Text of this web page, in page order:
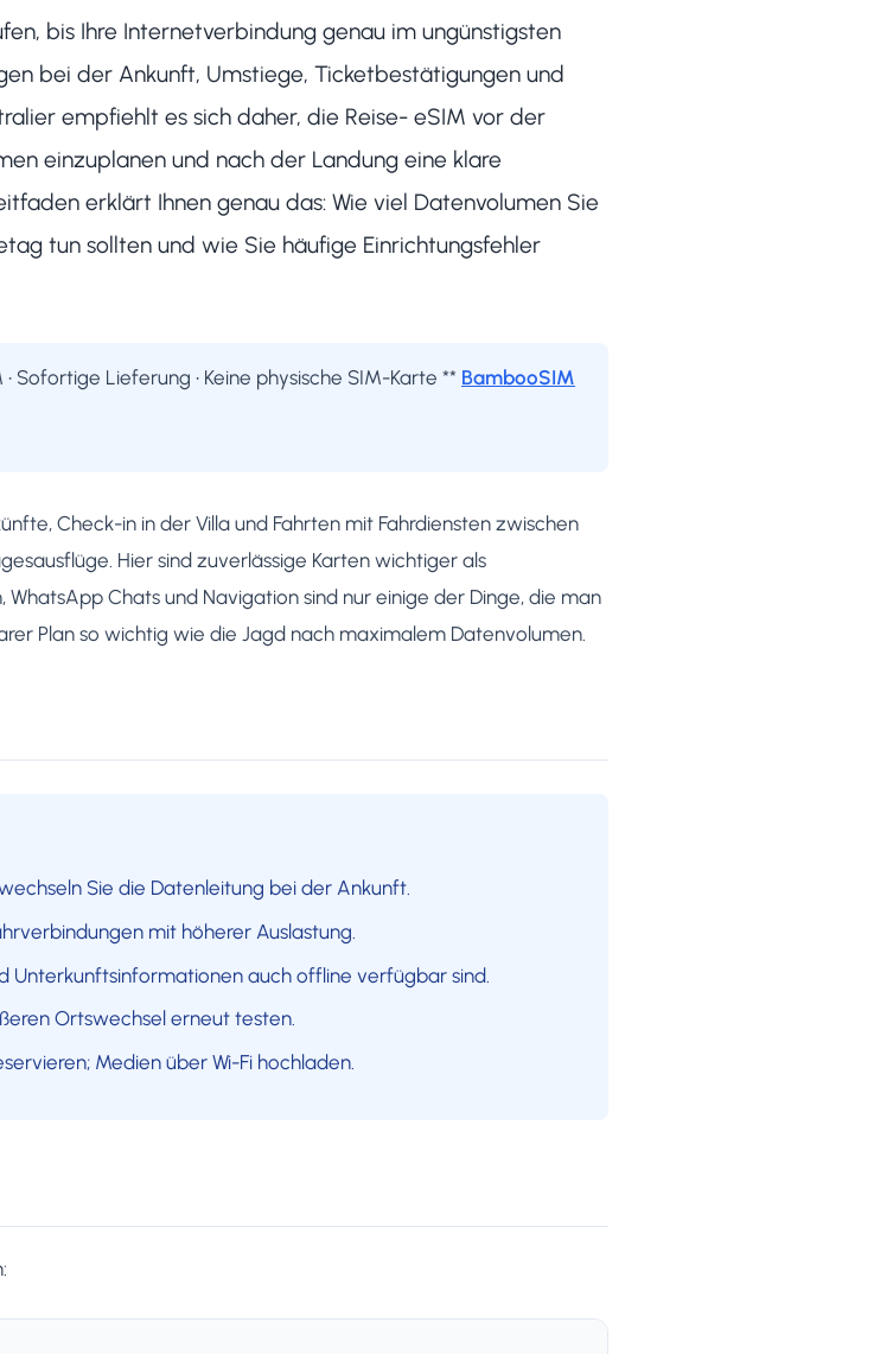
bis Ihre Internetverbindung genau im ungünstigsten
bei der Ankunft, Umstiege, Ticketbestätigungen und
empfiehlt es sich daher, die Reise- eSIM vor der
einzuplanen und nach der Landung eine klare
erklärt Ihnen genau das: Wie viel Datenvolumen Sie
tun sollten und wie Sie häufige Einrichtungsfehler
• Sofortige Lieferung • Keine physische SIM-Karte ** BambooSIM
Check-in in der Villa und Fahrten mit Fahrdiensten zwischen
Hier sind zuverlässige Karten wichtiger als
Chats und Navigation sind nur einige der Dinge, die man
Plan so wichtig wie die Jagd nach maximalem Datenvolumen.
Sie die Datenleitung bei der Ankunft.
mit höherer Auslastung.
Unterkunftsinformationen auch offline verfügbar sind.
Ortswechsel erneut testen.
Medien über Wi-Fi hochladen.